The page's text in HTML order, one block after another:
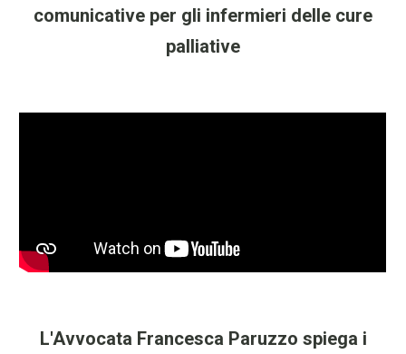
comunicative per gli infermieri delle cure
palliative
L'Avvocata Francesca Paruzzo spiega i